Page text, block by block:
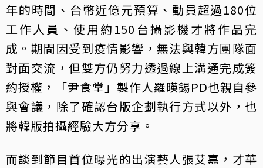
年的時間、台幣近億元預算、動員超過180位
工作人員、使用約150台攝影機才將作品完
成。期間因受到疫情影響，無法與韓方團隊面
對面交流，但雙方仍努力透過線上溝通完成簽
約授權，「尹食堂」製作人羅暎錫PD也親自參
與會議，除了確認台版企劃執行方式以外，也
將韓版拍攝經驗大方分享。
而談到節目首位曝光的出演藝人張艾嘉，才華